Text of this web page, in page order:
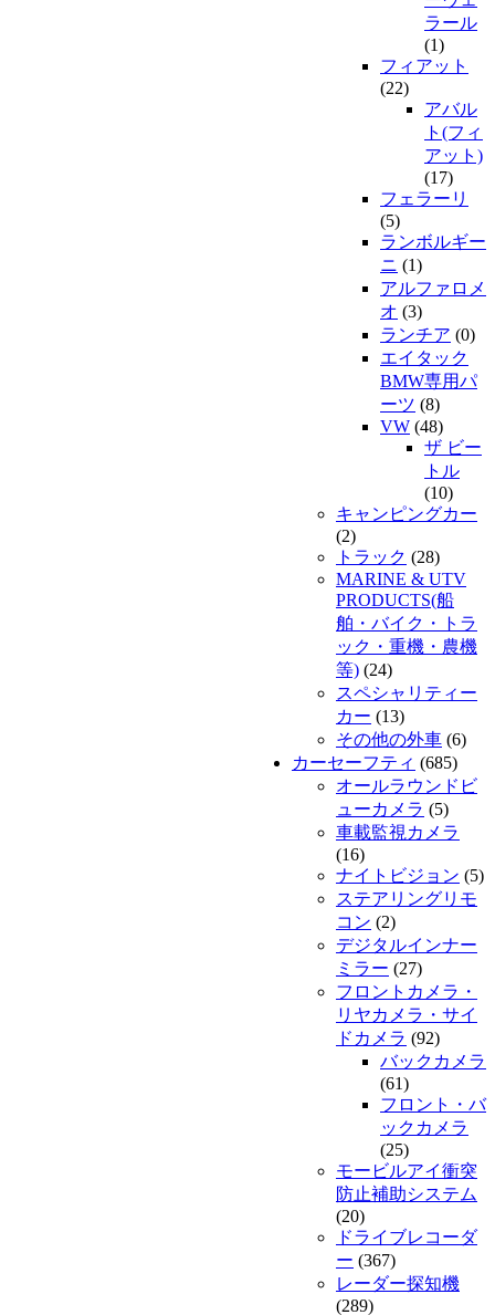
ラール
(1)
フィアット
(22)
アバル
ト(フィ
アット)
(17)
フェラーリ
(5)
ランボルギー
ニ (1)
アルファロメ
オ (3)
ランチア (0)
エイタック
BMW専用パ
ーツ (8)
VW (48)
ザ ビー
トル
(10)
キャンピングカー
(2)
トラック (28)
MARINE & UTV
PRODUCTS(船
舶・バイク・トラ
ック・重機・農機
等) (24)
スペシャリティー
カー (13)
その他の外車 (6)
カーセーフティ (685)
オールラウンドビ
ューカメラ (5)
車載監視カメラ
(16)
ナイトビジョン (5)
ステアリングリモ
コン (2)
デジタルインナー
ミラー (27)
フロントカメラ・
リヤカメラ・サイ
ドカメラ (92)
バックカメラ
(61)
フロント・バ
ックカメラ
(25)
モービルアイ衝突
防止補助システム
(20)
ドライブレコーダ
ー (367)
レーダー探知機
(289)